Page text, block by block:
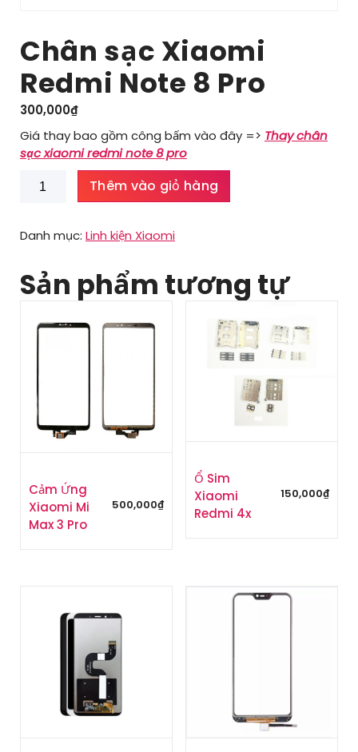
Chân sạc Xiaomi
Redmi Note 8 Pro
300,000₫
Giá thay bao gồm công bấm vào đây => Thay chân
sạc xiaomi redmi note 8 pro
Chân
Redmi
Pro
lượng
Thêm vào giỏ hàng
Danh mục: Linh kiện Xiaomi
Sản phẩm tương tự
Cảm Ứng
Xiaomi Mi
Max 3 Pro
500,000₫
Ổ Sim
Xiaomi
Redmi 4x
150,000₫